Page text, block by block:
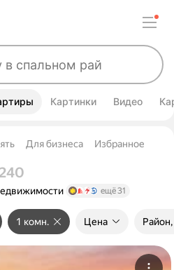
Картинки Видео
Для бизнеса Избранное
ещё 31
1 комн. Цена